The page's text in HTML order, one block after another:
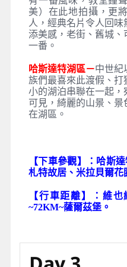
美）在此地拍攝，更
人，經典名片令人回
添美感，老街、舊城、
一番。
哈斯達特湖區－中世紀
族們最喜來此渡假、打
小的湖泊串聯在一起，
可見，綺麗的山景、
在湖區。
【下車參觀】：哈斯
札特故居、米拉貝爾花
【行車距離】：維
~72KM~薩爾茲堡。